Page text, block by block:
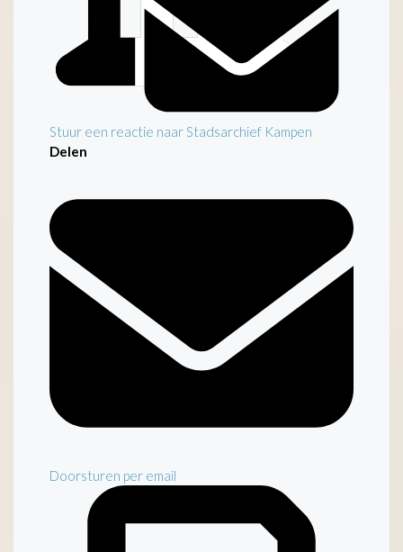
Inleiding
Stuur een reactie naar Stadsarchief Kampen
Delen
Doorsturen per email